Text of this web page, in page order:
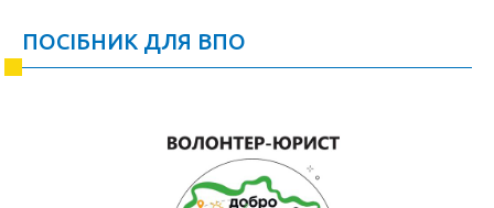
ПОСІБНИК ДЛЯ ВПО